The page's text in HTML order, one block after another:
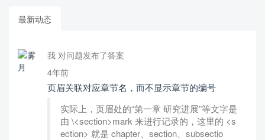
最新动态
我 对问题发布了答案
4年前
页眉关联对应章节名，而不显示章节的编号
实际上，页眉处的“第一章 研究进展”等文字是
由 \<section>mark 来进行记录的，这里的 <s
ection> 就是 chapter、section、subsectio